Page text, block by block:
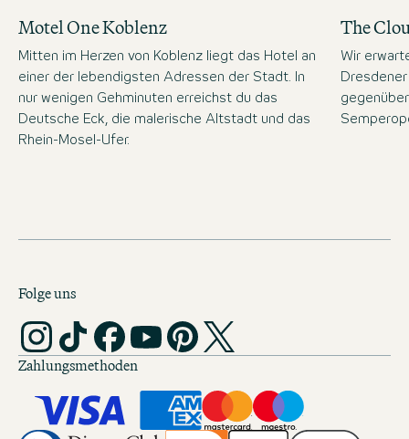
Motel One Koblenz
Mitten im Herzen von Koblenz liegt das Hotel an
einer der lebendigsten Adressen der Stadt. In
nur wenigen Gehminuten erreichst du das
Deutsche Eck, die malerische Altstadt und das
Rhein-Mosel-Ufer.
The
Wir
Folge uns
Zahlungsmethoden